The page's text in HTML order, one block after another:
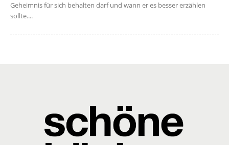
Geheimnis für sich behalten darf und wann er es besser erzählen
sollte....